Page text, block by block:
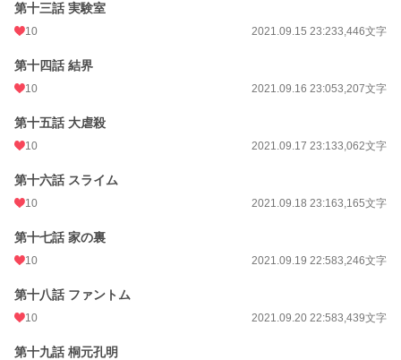
第十三話 実験室
10 2021.09.15 23:233,446文字
第十四話 結界
10 2021.09.16 23:053,207文字
第十五話 大虐殺
10 2021.09.17 23:133,062文字
第十六話 スライム
10 2021.09.18 23:163,165文字
第十七話 家の裏
10 2021.09.19 22:583,246文字
第十八話 ファントム
10 2021.09.20 22:583,439文字
第十九話 桐元孔明